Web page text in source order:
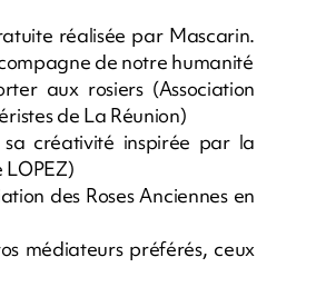
réalisée par Mascarin.
de notre humanité
aux rosiers (Association
de La Réunion)
créativité inspirée par la
LOPEZ)
des Roses Anciennes en
médiateurs préférés, ceux